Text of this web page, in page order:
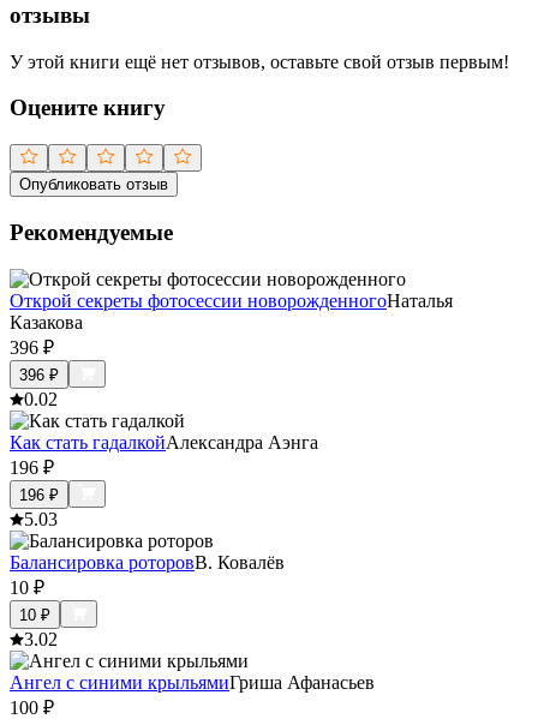
отзывы
У этой книги ещё нет отзывов, оставьте свой отзыв первым!
Оцените книгу
Опубликовать отзыв
Рекомендуемые
Открой секреты фотосессии новорожденногоНаталья
Казакова
396 ₽
396 ₽
0.02
Как стать гадалкойАлександра Аэнга
196 ₽
196 ₽
5.03
Балансировка роторовВ. Ковалёв
10 ₽
10 ₽
3.02
Ангел с синими крыльямиГриша Афанасьев
100 ₽